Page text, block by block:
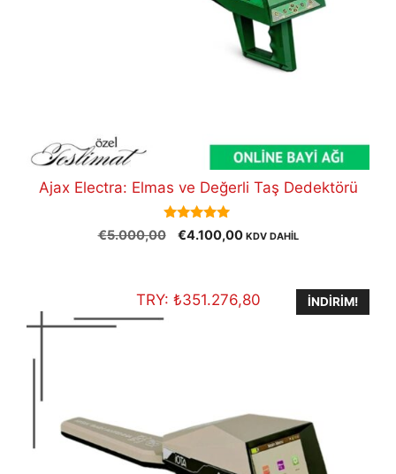
Ajax Electra: Elmas ve Değerli Taş Dedektörü
5.00
out of 5
€5.000,00
Orijinal
€4.100,00Şu
€4.100,00.
KDV DAHİL
TRY: ₺351.276,80 İNDIRIM!